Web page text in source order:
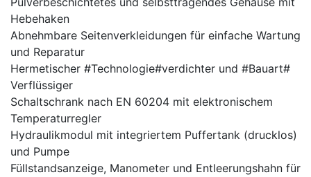
Hebehaken
Abnehmbare Seitenverkleidungen für einfache Wartung
und Reparatur
Hermetischer #Technologie#verdichter und #Bauart#
Verflüssiger
Schaltschrank nach EN 60204 mit elektronischem
Temperaturregler
Hydraulikmodul mit integriertem Puffertank (drucklos)
und Pumpe
Füllstandsanzeige, Manometer und Entleerungshahn für